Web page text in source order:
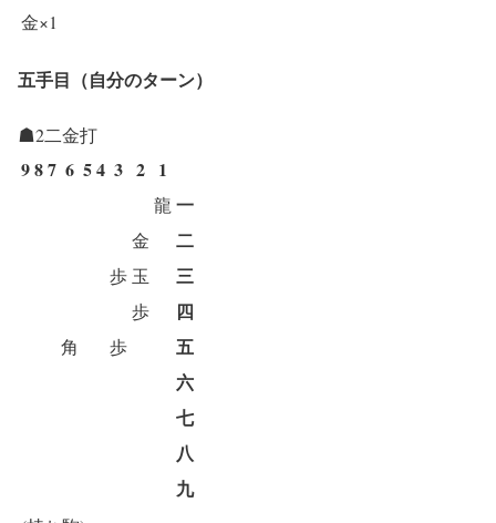
金×1
五手目（自分のターン）
☗2二金打
987 6 54 3 2 1
龍 一
金 二
歩 玉 三
歩 四
角 歩
五
六
七
八
九